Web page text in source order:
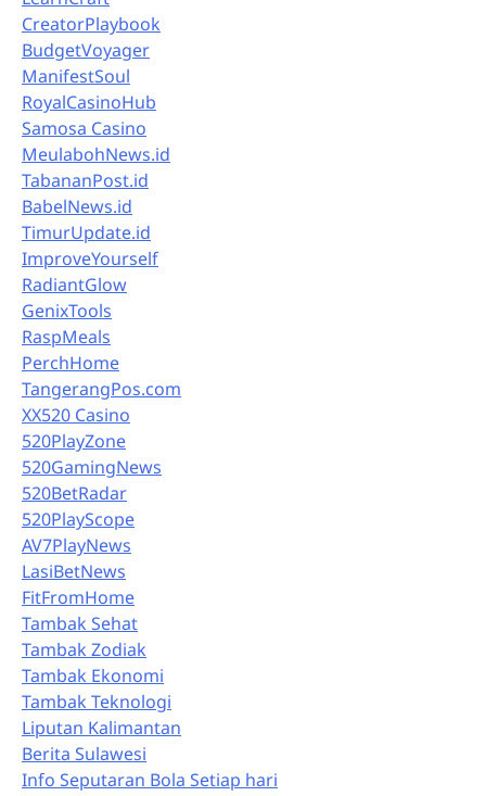
CreatorPlaybook
BudgetVoyager
ManifestSoul
RoyalCasinoHub
Samosa Casino
MeulabohNews.id
TabananPost.id
BabelNews.id
TimurUpdate.id
ImproveYourself
RadiantGlow
GenixTools
RaspMeals
PerchHome
TangerangPos.com
XX520 Casino
520PlayZone
520GamingNews
520BetRadar
520PlayScope
AV7PlayNews
LasiBetNews
FitFromHome
Tambak Sehat
Tambak Zodiak
Tambak Ekonomi
Tambak Teknologi
Liputan Kalimantan
Berita Sulawesi
Info Seputaran Bola Setiap hari